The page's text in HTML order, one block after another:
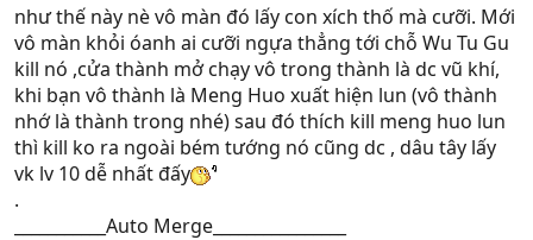
mà ko dc.Vậy nơi Meng Huo xuất hiên lần thứ 7 là ở đâu ,
có phải ở trong thành ko.::(
như thế này nè vô màn đó lấy con xích thố mà cưỡi. Mới
vô màn khỏi óanh ai cưỡi ngựa thẳng tới chỗ Wu Tu Gu
kill nó ,cửa thành mở chạy vô trong thành là dc vũ khí,
khi bạn vô thành là Meng Huo xuất hiện lun (vô thành
nhớ là thành trong nhé) sau đó thích kill meng huo lun
thì kill ko ra ngoài bém tướng nó cũng dc , dâu tây lấy
vk lv 10 dễ nhất đấy
.
___________Auto Merge________________